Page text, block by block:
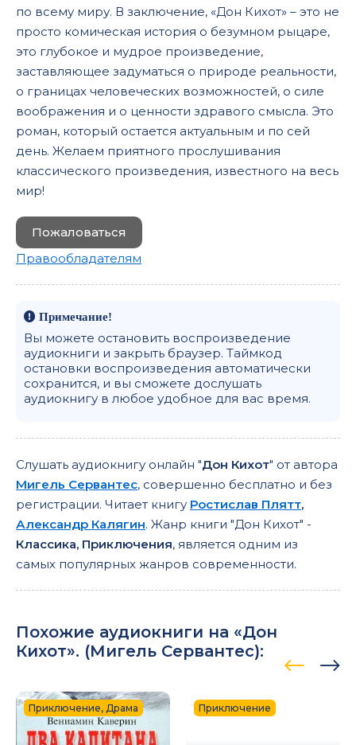
140 - don-kixot - _gl01-45-02
142 - don-kixot - _gl01-46-01
143 - don-kixot - _gl01-46-02
144 - don-kixot - _gl01-46-03
145 - don-kixot - _gl01-47-01
148 - don-kixot - _gl01-48-01
149 - don-kixot - _gl01-48-02
150 - don-kixot - _gl01-49-01
151 - don-kixot - _gl01-49-02
152 - don-kixot - _gl01-50-01
153 - don-kixot - _gl01-50-02
155 - don-kixot - _gl01-51-02
156 - don-kixot - _gl01-52-01
158 - don-kixot - _gl01-52-03
159 - don-kixot - _gl02-00-01
160 - don-kixot - _gl02-01-01
161 - don-kixot - _gl02-01-02
163 - don-kixot - _gl02-01-04
164 - don-kixot - _gl02-02-01
по всему миру. В заключение, «Дон Кихот» – это не
просто комическая история о безумном рыцаре,
это глубокое и мудрое произведение,
заставляющее задуматься о природе реальности,
о границах человеческих возможностей, о силе
воображения и о ценности здравого смысла. Это
роман, который остается актуальным и по сей
день. Желаем приятного прослушивания
классического произведения, известного на весь
мир!
Пожаловаться
Правообладателям
Примечание!
Вы можете остановить воспроизведение
аудиокниги и закрыть браузер. Таймкод
остановки воспроизведения автоматически
сохранится, и вы сможете дослушать
аудиокнигу в любое удобное для вас время.
Слушать аудиокнигу онлайн "Дон Кихот" от автора
Мигель Сервантес, совершенно бесплатно и без
регистрации. Читает книгу Ростислав Плятт,
Александр Калягин. Жанр книги "Дон Кихот" -
Классика, Приключения, является одним из
самых популярных жанров современности.
Похожие аудиокниги на «Дон
Кихот». (Мигель Сервантес):
Приключение, Драма Приключение